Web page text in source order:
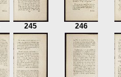
245 246